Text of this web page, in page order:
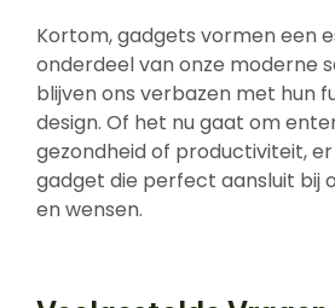
Kortom, gadgets vormen een
onderdeel van onze moderne
blijven ons verbazen met hun
design. Of het nu gaat om
gezondheid of productiviteit,
gadget die perfect aansluit bij
en wensen.